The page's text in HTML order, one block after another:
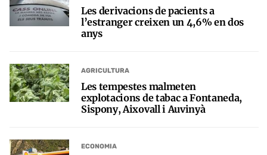
Les derivacions de pacients a
l’estranger creixen un 4,6% en dos
anys
AGRICULTURA
Les tempestes malmeten
explotacions de tabac a Fontaneda,
Sispony, Aixovall i Auvinyà
ECONOMIA